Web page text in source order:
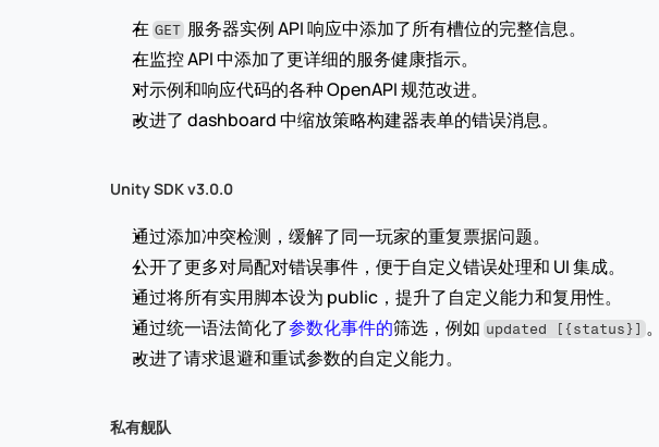
在 GET 服务器实例 API 响应中添加了所有槽位的完整信息。
在监控 API 中添加了更详细的服务健康指示。
对示例和响应代码的各种 OpenAPI 规范改进。
改进了 dashboard 中缩放策略构建器表单的错误消息。
Unity SDK v3.0.0
通过添加冲突检测，缓解了同一玩家的重复票据问题。
公开了更多对局配对错误事件，便于自定义错误处理和 UI 集成。
通过将所有实用脚本设为 public，提升了自定义能力和复用性。
通过统一语法简化了参数化事件的筛选，例如 updated [{status}] 。
改进了请求退避和重试参数的自定义能力。
私有舰队